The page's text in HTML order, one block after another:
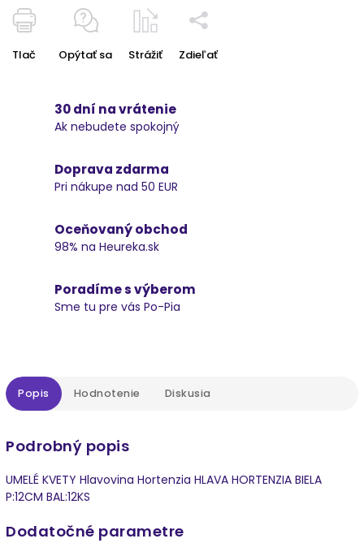
Tlač Opýtať sa Strážiť Zdieľať
30 dní na vrátenie
Ak nebudete spokojný
Doprava zdarma
Pri nákupe nad 50 EUR
Oceňovaný obchod
98% na Heureka.sk
Poradíme s výberom
Sme tu pre vás Po-Pia
Popis Hodnotenie Diskusia
Podrobný popis
UMELÉ KVETY Hlavovina Hortenzia HLAVA HORTENZIA BIELA
P:12CM BAL:12KS
Dodatočné parametre